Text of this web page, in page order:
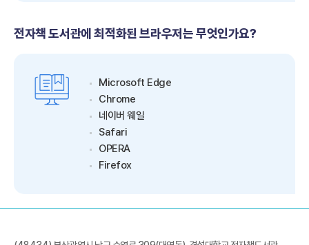
전자책 도서관에 최적화된 브라우저는 무엇인가요?
Microsoft Edge
Chrome
네이버 웨일
Safari
OPERA
Firefox